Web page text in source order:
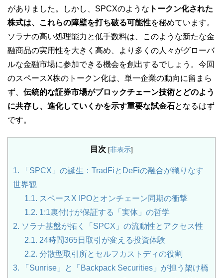
がありました。しかし、SPCXのような トークン化された
株式は、これらの障壁を打ち破る可能性を秘めています。
ソラナの高い処理能力と低手数料は、このような新たな金
融商品の実用性を大きく高め、より多くの人々がグローバ
ルな金融市場に参加できる機会を創出するでしょう。今回
のスペースX株のトークン化は、単一企業の動向に留まら
ず、 伝統的な証券市場がブロックチェーン技術とどのよう
に共存し、進化していくかを示す重要な試金石となるはず
です。
目次 [非表示]
1. 「SPCX」の誕生：TradFiとDeFiの融合が織りなす
世界観
1.1. スペースX IPOとオンチェーン同期の衝撃
1.2. 1:1裏付けが保証する「実体」の哲学
2. ソラナ基盤が拓く「SPCX」の流動性とアクセス性
2.1. 24時間365日取引が変える投資体験
2.2. 分散型取引所とセルフカストディの役割
3. 「Sunrise」と「Backpack Securities」が担う架け橋